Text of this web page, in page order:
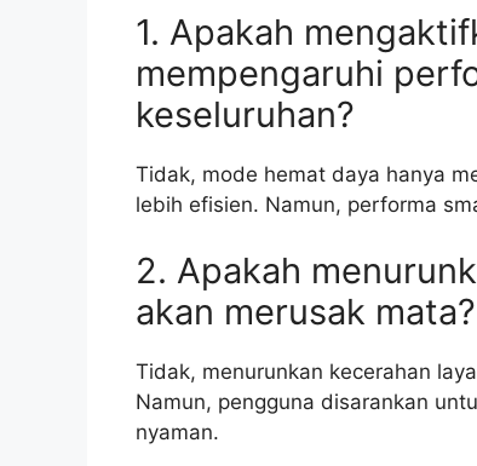
1. Apakah
mempengaruhi
keseluruhan?
Tidak, mode hemat daya hanya
lebih efisien. Namun, performa
2. Apakah
akan merusak mata?
Tidak, menurunkan kecerahan
Namun, pengguna disarankan
nyaman.